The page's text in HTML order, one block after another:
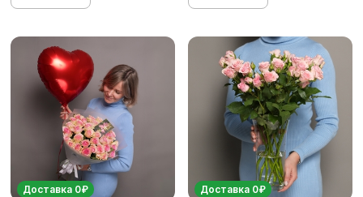
Доставка 0₽ Доставка 0₽